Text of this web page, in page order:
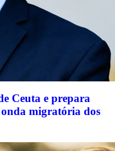
Ceuta e prepara
migratória dos